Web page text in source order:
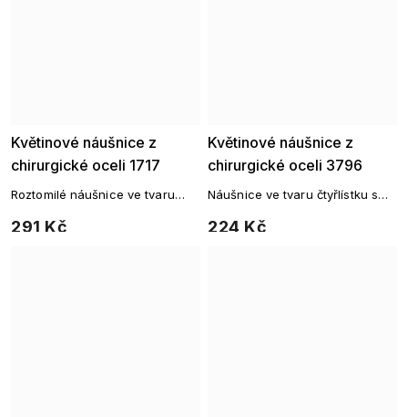
Květinové náušnice z
chirurgické oceli 1717
291 Kč
Roztomilé náušnice ve tvaru
šmrnc každodennímu outfitu.
Květinové náušnice z
chirurgické oceli 3796
224 Kč
Náušnice ve tvaru čtyřlístku s
oceli.